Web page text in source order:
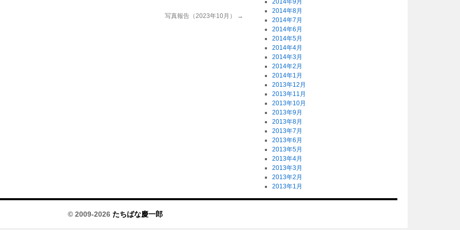
写真報告（2023年10月） →
2014年9月
2014年8月
2014年7月
2014年6月
2014年5月
2014年4月
2014年3月
2014年2月
2014年1月
2013年12月
2013年11月
2013年10月
2013年9月
2013年8月
2013年7月
2013年6月
2013年5月
2013年4月
2013年3月
2013年2月
2013年1月
© 2009-2026 たちばな慶一郎